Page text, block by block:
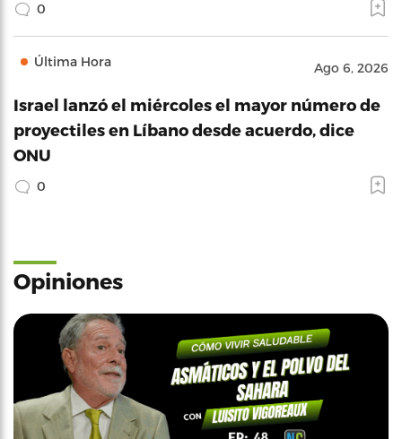
0
Última Hora Ago 6, 2026
Israel lanzó el miércoles el mayor número de
proyectiles en Líbano desde acuerdo, dice
ONU
0
Opiniones